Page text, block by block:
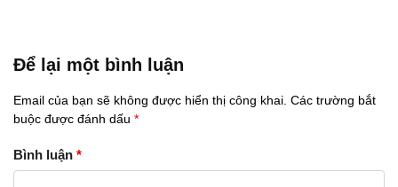
Để lại một bình luận
Email của bạn sẽ không được hiển thị công khai. Các trường bắt
buộc được đánh dấu *
Bình luận *